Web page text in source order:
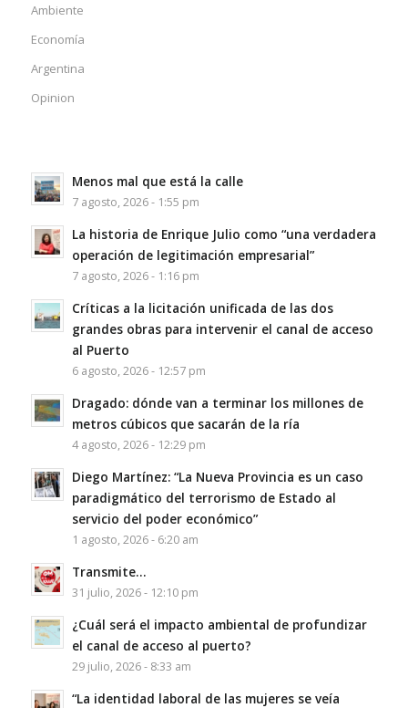
Ambiente
Economía
Argentina
Opinion
Menos mal que está la calle
7 agosto, 2026 - 1:55 pm
La historia de Enrique Julio como “una verdadera
operación de legitimación empresarial”
7 agosto, 2026 - 1:16 pm
Críticas a la licitación unificada de las dos
grandes obras para intervenir el canal de acceso
al Puerto
6 agosto, 2026 - 12:57 pm
Dragado: dónde van a terminar los millones de
metros cúbicos que sacarán de la ría
4 agosto, 2026 - 12:29 pm
Diego Martínez: “La Nueva Provincia es un caso
paradigmático del terrorismo de Estado al
servicio del poder económico”
1 agosto, 2026 - 6:20 am
Transmite…
31 julio, 2026 - 12:10 pm
¿Cuál será el impacto ambiental de profundizar
el canal de acceso al puerto?
29 julio, 2026 - 8:33 am
“La identidad laboral de las mujeres se veía